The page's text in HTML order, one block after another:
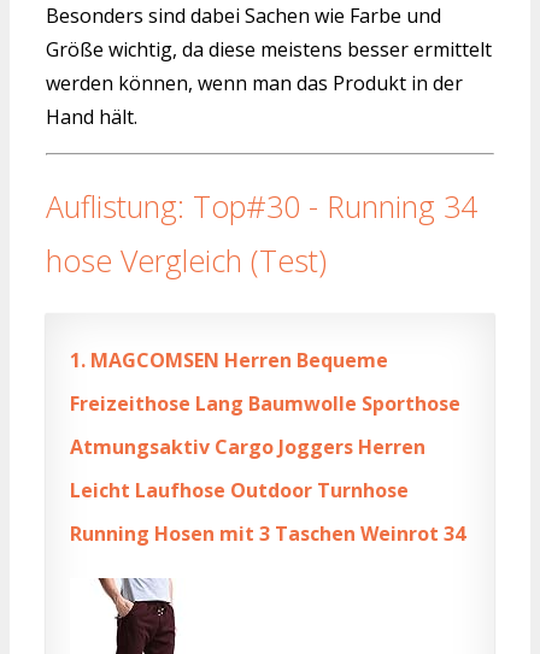
Besonders sind dabei Sachen wie Farbe und
Größe wichtig, da diese meistens besser ermittelt
werden können, wenn man das Produkt in der
Hand hält.
Auflistung: Top#30 - Running 34
hose Vergleich (Test)
1. MAGCOMSEN Herren Bequeme
Freizeithose Lang Baumwolle Sporthose
Atmungsaktiv Cargo Joggers Herren
Leicht Laufhose Outdoor Turnhose
Running Hosen mit 3 Taschen Weinrot 34